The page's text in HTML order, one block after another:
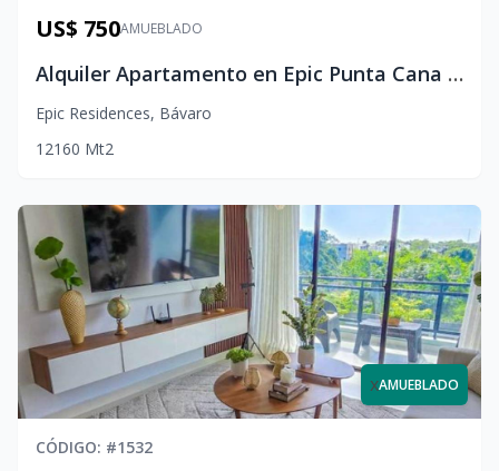
AMUEBLADO
US$ 750
Alquiler Apartamento en Epic Punta Cana | 1 Hab. + Amenidades de Lujo
Epic Residences, Bávaro
1 2160 Mt2
xAMUEBLADO
CÓDIGO: #1532